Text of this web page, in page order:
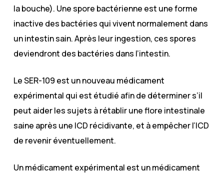
la bouche). Une spore bactérienne est une forme
inactive des bactéries qui vivent normalement dans
un intestin sain. Après leur ingestion, ces spores
deviendront des bactéries dans l’intestin.
Le SER-109 est un nouveau médicament
expérimental qui est étudié afin de déterminer s’il
peut aider les sujets à rétablir une flore intestinale
saine après une ICD récidivante, et à empêcher l’ICD
de revenir éventuellement.
Un médicament expérimental est un médicament